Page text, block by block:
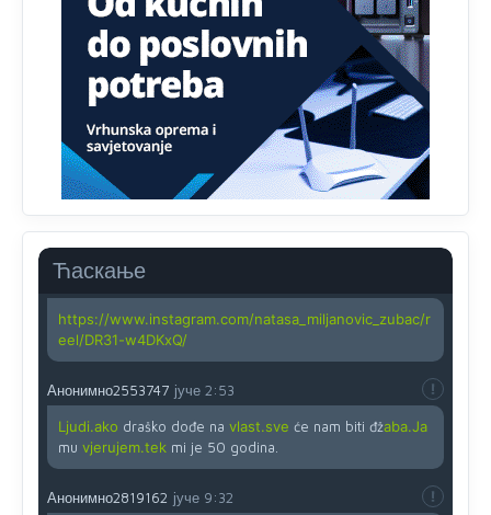
Ћаскање
zahtjeva optičkih skenera.
Анонимно2818605 јуче
11:45
Ovo pravilo jeste unijelo opravdan strah, posebno kada
su u pitanju starije osobe, osobe sa slabijim vidom ili
drhtavom rukom
Анонимно2819033 јуче 12:24
Yes,nekada je bila corava kutija za IZBORE a danas su
coravi biraci.
Анонимно2819162
https://www.instagram.com/natasa_miljanovic_zubac/r
eel/DR31-w4DKxQ/
Анонимно2553747 јуче 2:53
Ljudi.ako draško dođe na vlast.sve će nam biti đžaba.Ja
mu vjerujem.tek mi je 50 godina.
Анонимно2819162 јуче 9:32